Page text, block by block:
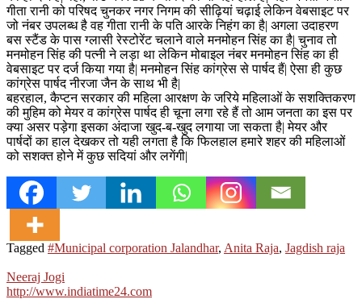
गीता रानी को परिषद चुनकर नगर निगम की सीढ़ियां चढ़ाई लेकिन वेबसाइट पर
जो नंबर उपलब्ध है वह गीता रानी के पति आरके निहंग का है| अगला उदाहरण
बस स्टैंड के पास ग्लासी रेस्टोरेंट चलाने वाले मनमोहन सिंह का है| चुनाव तो
मनमोहन सिंह की पत्नी ने लड़ा था लेकिन मोबाइल नंबर मनमोहन सिंह का ही
वेबसाइट पर दर्ज किया गया है| मनमोहन सिंह कांग्रेस से पार्षद हैं| ऐसा ही कुछ
कांग्रेस पार्षद नीरजा जैन के साथ भी है|
बहरहाल, कैप्टन सरकार की महिला आरक्षण के जरिये महिलाओं के सशक्तिकरण
की मुहिम को मेयर व कांग्रेस पार्षद ही चूना लगा रहे हैं तो आम जनता का इस पर
क्या असर पड़ेगा इसका अंदाजा खुद-ब-खुद लगाया जा सकता है| मेयर और
पार्षदों का हाल देखकर तो यही लगता है कि फिलहाल हमारे शहर की महिलाओं
को सशक्त होने में कुछ सदियां और लगेंगी|
Tagged #Municipal corporation Jalandhar, Anita Raja, Jagdish raja
Neeraj Jogi
http://www.indiatime24.com